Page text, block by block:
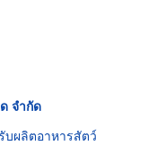
จำกัด
บผลิตอาหารสัตว์